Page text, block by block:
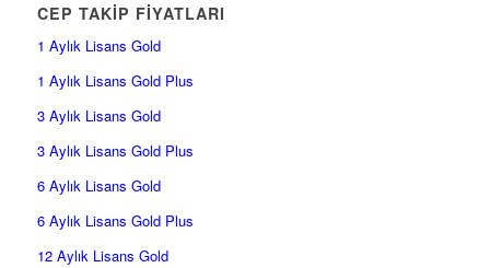
CEP TAKİP FİYATLARI
1 Aylık Lisans Gold
1 Aylık Lisans Gold Plus
3 Aylık Lisans Gold
3 Aylık Lisans Gold Plus
6 Aylık Lisans Gold
6 Aylık Lisans Gold Plus
12 Aylık Lisans Gold